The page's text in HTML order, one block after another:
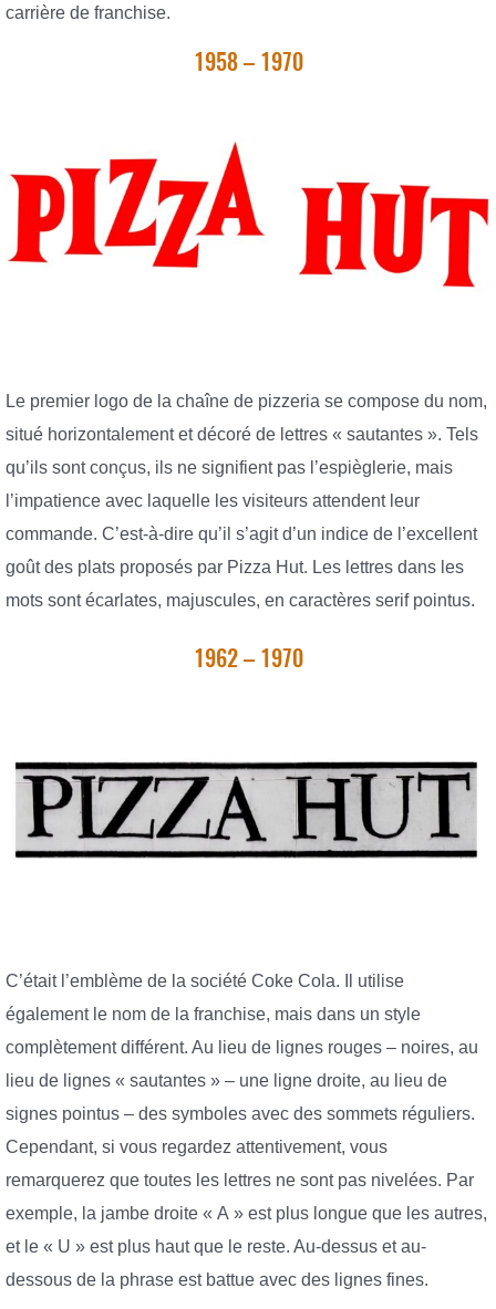
carrière de franchise.
1958 – 1970
Le premier logo de la chaîne de pizzeria se compose du nom,
situé horizontalement et décoré de lettres « sautantes ». Tels
qu’ils sont conçus, ils ne signifient pas l’espièglerie, mais
l’impatience avec laquelle les visiteurs attendent leur
commande. C’est-à-dire qu’il s’agit d’un indice de l’excellent
goût des plats proposés par Pizza Hut. Les lettres dans les
mots sont écarlates, majuscules, en caractères serif pointus.
1962 – 1970
C’était l’emblème de la société Coke Cola. Il utilise
également le nom de la franchise, mais dans un style
complètement différent. Au lieu de lignes rouges – noires, au
lieu de lignes « sautantes » – une ligne droite, au lieu de
signes pointus – des symboles avec des sommets réguliers.
Cependant, si vous regardez attentivement, vous
remarquerez que toutes les lettres ne sont pas nivelées. Par
exemple, la jambe droite « A » est plus longue que les autres,
et le « U » est plus haut que le reste. Au-dessus et au-
dessous de la phrase est battue avec des lignes fines.